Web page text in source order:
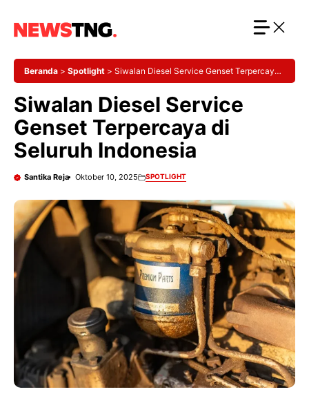
Beranda > Spotlight > Siwalan Diesel Service Genset Terpercaya
Siwalan Diesel Service
Genset Terpercaya di
Seluruh Indonesia
Santika Reja Oktober 10, 2025 SPOTLIGHT